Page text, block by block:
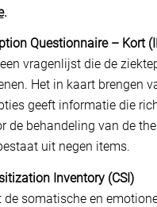
.
Questionnaire – Kort
een vragenlijst die de
Het in kaart brengen
geeft informatie die
de behandeling van de
uit negen items.
Inventory (CSI)
de somatische en